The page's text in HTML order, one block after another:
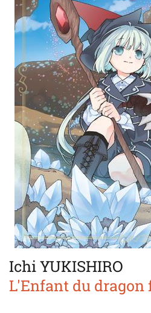
Ichi YUKISHIRO
L'Enfant du dragon